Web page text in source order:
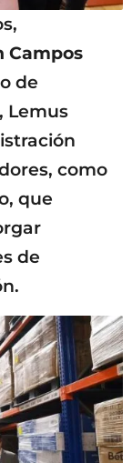
Campos
de
Lemus
como
que
de